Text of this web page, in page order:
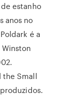
estanho
anos no
é a
the Small